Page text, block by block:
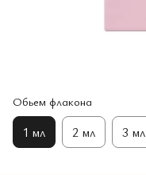
Обьем флакона
1 мл 2 мл 3 мл